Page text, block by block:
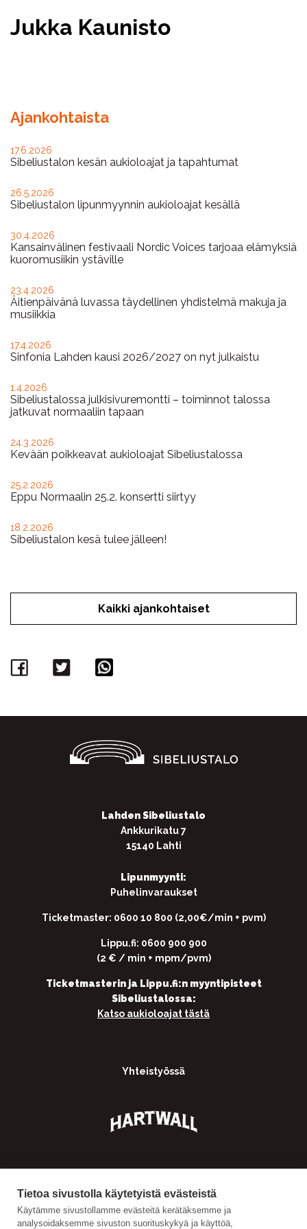
Tietoa sivustolla käytetyistä evästeistä
Käytämme sivustollamme evästeitä kerätäksemme ja
analysoidaksemme sivuston suorituskykyä ja käyttöä,
Jukka Kaunisto
Ajankohtaista
17.6.2026
Sibeliustalon kesän aukioloajat ja tapahtumat
26.5.2026
Sibeliustalon lipunmyynnin aukioloajat kesällä
30.4.2026
Kansainvälinen festivaali Nordic Voices tarjoaa elämyksiä
kuoromusiikin ystäville
23.4.2026
Äitienpäivänä luvassa täydellinen yhdistelmä makuja ja
musiikkia
17.4.2026
Sinfonia Lahden kausi 2026/2027 on nyt julkaistu
1.4.2026
Sibeliustalossa julkisivuremontti – toiminnot talossa
jatkuvat normaaliin tapaan
24.3.2026
Kevään poikkeavat aukioloajat Sibeliustalossa
25.2.2026
Eppu Normaalin 25.2. konsertti siirtyy
18.2.2026
Sibeliustalon kesä tulee jälleen!
Kaikki ajankohtaiset
Facebook
Twitter
Lahden Sibeliustalo
Ankkurikatu 7
15140 Lahti
Lipunmyynti:
Puhelinvaraukset
Ticketmaster: 0600 10 800 (2,00€/min + pvm)
Lippu.fi: 0600 900 900
(2 € / min + mpm/pvm)
Ticketmasterin ja Lippu.fi:n myyntipisteet
Sibeliustalossa:
Katso aukioloajat tästä
Yhteistyössä